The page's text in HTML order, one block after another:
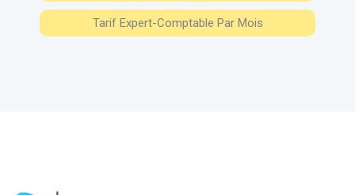
Tarif Expert-Comptable Par Mois